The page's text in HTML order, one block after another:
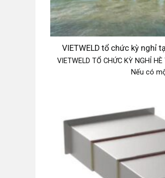
VIETWELD tổ chức kỳ nghỉ
VIETWELD TỔ CHỨC KỲ NGHỈ
Nếu có